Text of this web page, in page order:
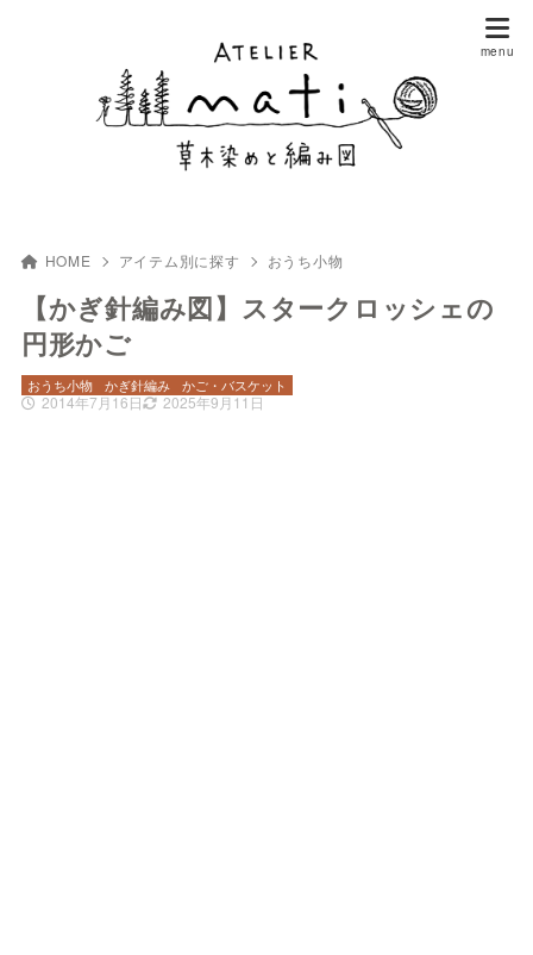
HOME アイテム別に探す おうち小物
【かぎ針編み図】スタークロッシェの
円形かご
2014年7月16日 2025年9月11日
おうち小物 かぎ針編み かご・バスケット